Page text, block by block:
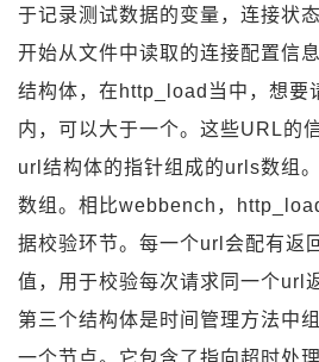
于记录测试数据的变量，连接状
开始从文件中读取的连接配置信
结构体，在http_load当中，想要
内，可以大于一个。这些URL的
url结构体的指针组成的urls数组
数组。相比webbench，
据校验环节。每一个url会配有返
值，用于校验每次请求同一个url
第三个结构体是时间管理方法中
一个节点。它包含了指向超时处